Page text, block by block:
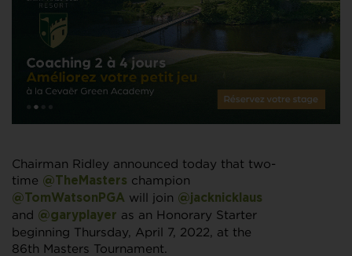
Chairman Ridley announced today that two-
time @TheMasters champion
@TomWatsonPGA will join @jacknicklaus
and @garyplayer as an Honorary Starter
beginning Thursday, April 7, 2022, at the
86th Masters Tournament.